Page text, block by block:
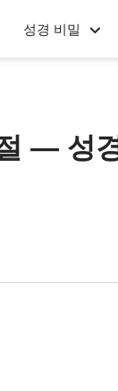
성경 비밀
— 성